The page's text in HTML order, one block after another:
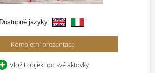
Dostupné jazyky:
Kompletní prezentace
Vložit objekt do své aktovky